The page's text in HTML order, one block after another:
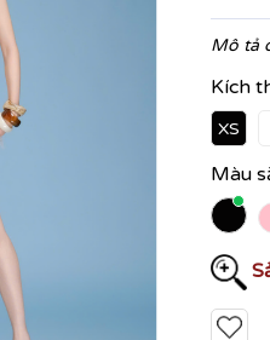
Mô tả
Kích
XS
Màu